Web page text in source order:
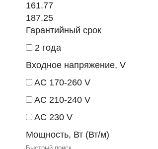
161.77
187.25
Гарантийный срок
2 года
Входное напряжение, V
AC 170-260 V
AC 210-240 V
AC 230 V
Мощность, Вт (Вт/м)